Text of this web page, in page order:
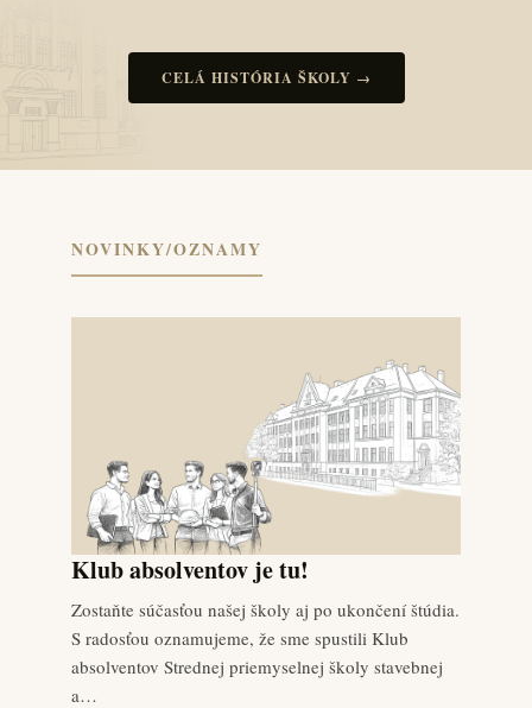
CELÁ HISTÓRIA ŠKOLY →
NOVINKY/OZNAMY
Klub absolventov je tu!
Zostaňte súčasťou našej školy aj po ukončení štúdia.
S radosťou oznamujeme, že sme spustili Klub
absolventov Strednej priemyselnej školy stavebnej
a…